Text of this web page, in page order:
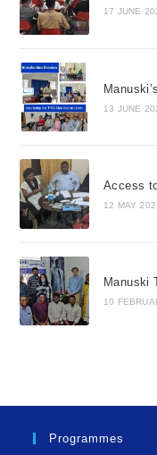
17 JUNE
13 JUNE
Access
12 MAY
Manuski
10
Programmes